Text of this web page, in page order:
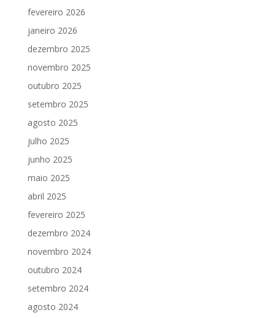
fevereiro 2026
janeiro 2026
dezembro 2025
novembro 2025
outubro 2025
setembro 2025
agosto 2025
julho 2025
junho 2025
maio 2025
abril 2025
fevereiro 2025
dezembro 2024
novembro 2024
outubro 2024
setembro 2024
agosto 2024